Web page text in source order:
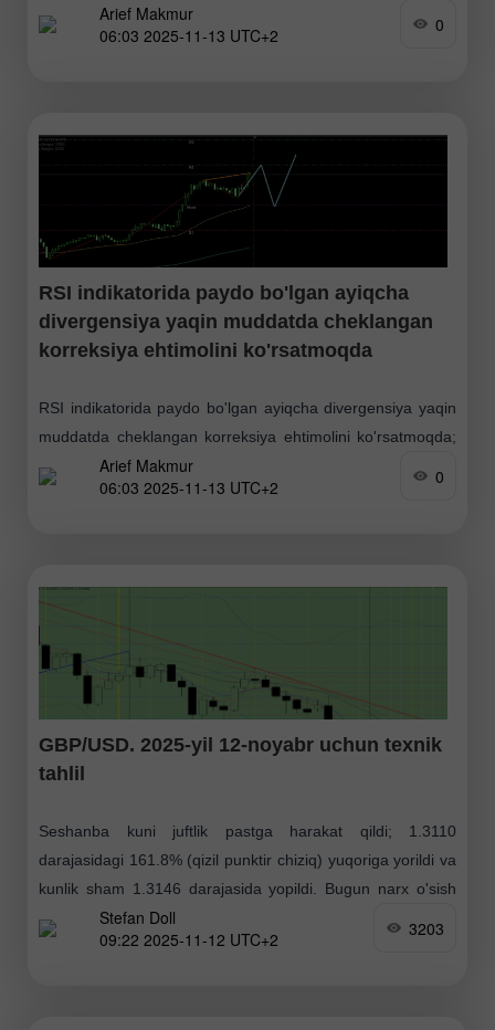
Ijobiy reaksiya zonasi: Agar #PLF narxi 1654.8 darajasidan
yuqoriga chiqib mustahkamlansa
Arief Makmur
06:03 2025-11-13 UTC+2
0
RSI indikatorida paydo bo'lgan ayiqcha
divergensiya yaqin muddatda cheklangan
korreksiya ehtimolini ko'rsatmoqda
RSI indikatorida paydo bo'lgan ayiqcha divergensiya yaqin
muddatda cheklangan korreksiya ehtimolini ko'rsatmoqda;
biroq kumush bo'yicha umumiy kayfiyat hali ham
mustahkamlanish tendensiyasini bildiradi. Qarshilik 2 :
Arief Makmur
06:03 2025-11-13 UTC+2
0
GBP/USD. 2025-yil 12-noyabr uchun texnik
tahlil
Seshanba kuni juftlik pastga harakat qildi; 1.3110
darajasidagi 161.8% (qizil punktir chiziq) yuqoriga yorildi va
kunlik sham 1.3146 darajasida yopildi. Bugun narx o'sish
harakatini boshlashi mumkin. Chorshanba kuni muhim
Stefan Doll
09:22 2025-11-12 UTC+2
3203